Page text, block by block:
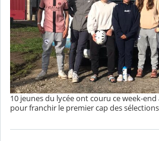
10 jeunes du lycée ont couru ce week-
pour franchir le premier cap des